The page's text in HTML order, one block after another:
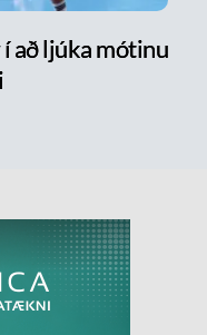
að ljúka mótinu